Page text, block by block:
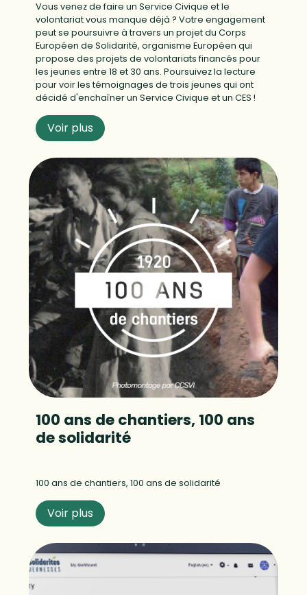
Vous venez de faire un Service Civique et le
volontariat vous manque déjà ? Votre engagement
peut se poursuivre à travers un projet du Corps
Européen de Solidarité, organisme Européen qui
propose des projets de volontariats financés pour
les jeunes entre 18 et 30 ans. Poursuivez la lecture
pour voir les témoignages de trois jeunes qui ont
décidé d'enchaîner un Service Civique et un CES !
Voir plus
100 ans de chantiers, 100 ans
de solidarité
100 ans de chantiers, 100 ans de solidarité
Voir plus